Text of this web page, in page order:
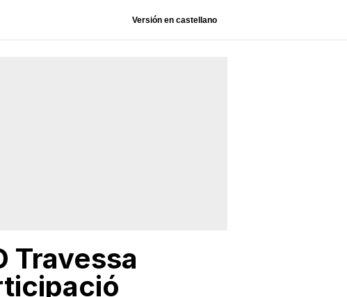
Versión en castellano
Travessa